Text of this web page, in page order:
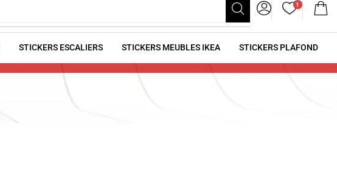
1
STICKERS ESCALIERS STICKERS MEUBLES IKEA STICKERS PLAFOND